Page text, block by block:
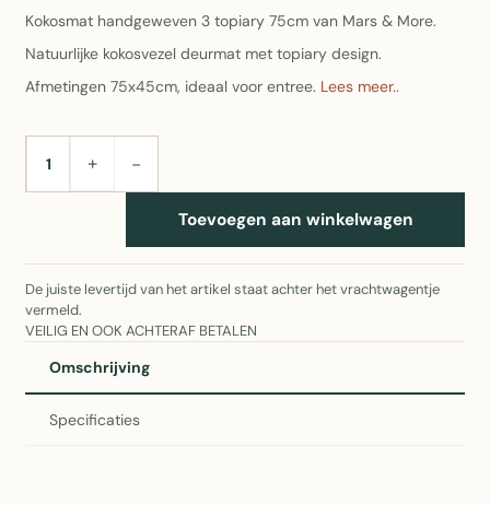
Kokosmat handgeweven 3 topiary 75cm van Mars & More.
Natuurlijke kokosvezel deurmat met topiary design.
Afmetingen 75x45cm, ideaal voor entree. Lees meer..
AANTAL+ −
Toevoegen aan winkelwagen
De juiste levertijd van het artikel staat achter het vrachtwagentje
vermeld.
VEILIG EN OOK ACHTERAF BETALEN
Omschrijving
Specificaties